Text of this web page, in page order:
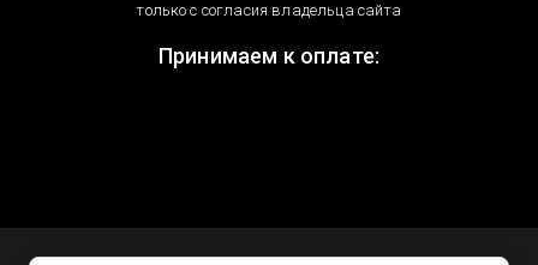
только с согласия владельца сайта
Принимаем к оплате: